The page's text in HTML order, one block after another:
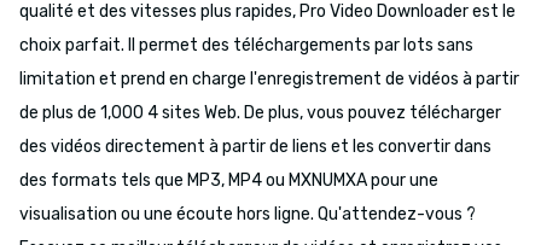
qualité et des vitesses plus rapides, Pro Video Downloader est le
choix parfait. Il permet des téléchargements par lots sans
limitation et prend en charge l'enregistrement de vidéos à partir
de plus de 1,000 4 sites Web. De plus, vous pouvez télécharger
des vidéos directement à partir de liens et les convertir dans
des formats tels que MP3, MP4 ou MXNUMXA pour une
visualisation ou une écoute hors ligne. Qu'attendez-vous ?